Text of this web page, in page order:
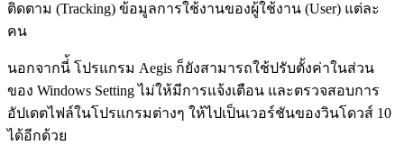
ติดตาม (Tracking) ข้อมูลการใช้งานของผู้ใช้งาน (User) แต่ละ
คน
นอกจากนี่้ โปรแกรม Aegis ก็ยังสามารถใช้ปรับตั้งค่าในส่วน
ของ Windows Setting ไม่ให้มีการแจ้งเตือน และตรวจสอบการ
อัปเดตไฟล์ในโปรแกรมต่างๆ ให้ไปเป็นเวอร์ชันของวินโดวส์ 10
ได้อีกด้วย